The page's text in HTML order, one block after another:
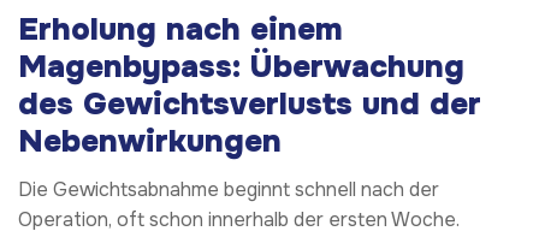
Erholung nach einem
Magenbypass: Überwachung
des Gewichtsverlusts und der
Nebenwirkungen
Die Gewichtsabnahme beginnt schnell nach der
Operation, oft schon innerhalb der ersten Woche.